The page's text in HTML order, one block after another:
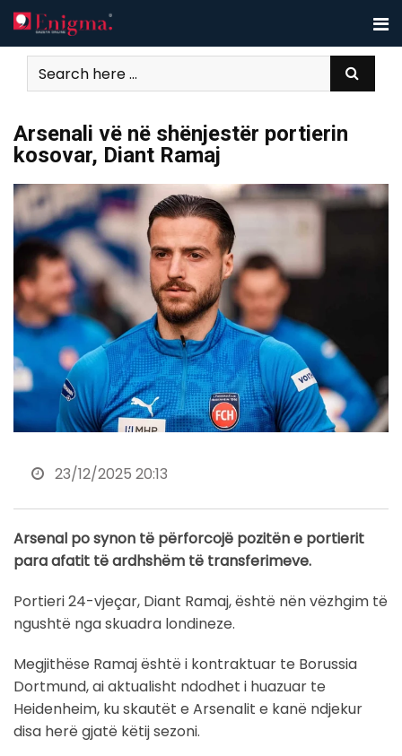
Skip
to
content
Arsenali vë në shënjestër portierin
kosovar, Diant Ramaj
23/12/2025 20:13
Arsenal po synon të përforcojë pozitën e portierit
para afatit të ardhshëm të transferimeve.
Portieri 24-vjeçar, Diant Ramaj, është nën vëzhgim të
ngushtë nga skuadra londineze.
Megjithëse Ramaj është i kontraktuar te Borussia
Dortmund, ai aktualisht ndodhet i huazuar te
Heidenheim, ku skautët e Arsenalit e kanë ndjekur
disa herë gjatë këtij sezoni.